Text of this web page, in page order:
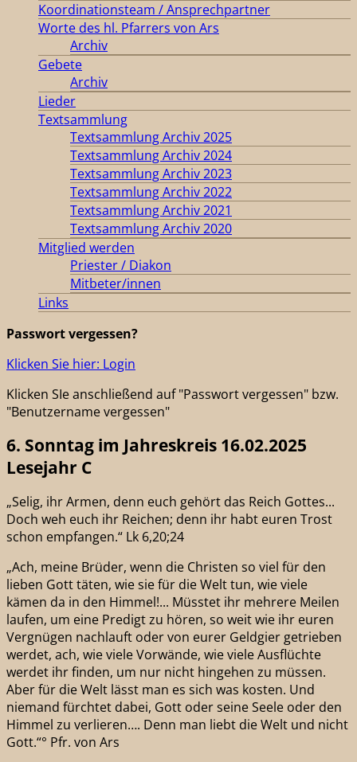
Koordinationsteam / Ansprechpartner
Worte des hl. Pfarrers von Ars
Archiv
Gebete
Archiv
Lieder
Textsammlung
Textsammlung Archiv 2025
Textsammlung Archiv 2024
Textsammlung Archiv 2023
Textsammlung Archiv 2022
Textsammlung Archiv 2021
Textsammlung Archiv 2020
Mitglied werden
Priester / Diakon
Mitbeter/innen
Links
Passwort vergessen?
Klicken Sie hier: Login
Klicken SIe anschließend auf "Passwort vergessen" bzw.
"Benutzername vergessen"
6. Sonntag im Jahreskreis 16.02.2025
Lesejahr C
„Selig, ihr Armen, denn euch gehört das Reich Gottes...
Doch weh euch ihr Reichen; denn ihr habt euren Trost
schon empfangen.“ Lk 6,20;24
„Ach, meine Brüder, wenn die Christen so viel für den
lieben Gott täten, wie sie für die Welt tun, wie viele
kämen da in den Himmel!... Müsstet ihr mehrere Meilen
laufen, um eine Predigt zu hören, so weit wie ihr euren
Vergnügen nachlauft oder von eurer Geldgier getrieben
werdet, ach, wie viele Vorwände, wie viele Ausflüchte
werdet ihr finden, um nur nicht hingehen zu müssen.
Aber für die Welt lässt man es sich was kosten. Und
niemand fürchtet dabei, Gott oder seine Seele oder den
Himmel zu verlieren…. Denn man liebt die Welt und nicht
Gott.“° Pfr. von Ars